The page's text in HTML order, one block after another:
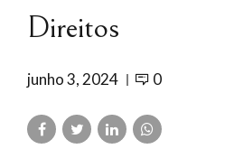
Direitos
junho 3, 2024 0